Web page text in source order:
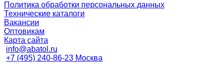
Политика обработки персональных данных
Технические каталоги
Вакансии
Оптовикам
Карта сайта
info@abatol.ru
+7 (495) 240-86-23 Москва